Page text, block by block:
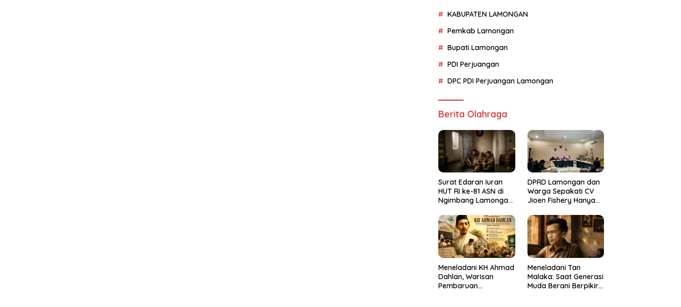
KABUPATEN LAMONGAN
Pemkab Lamongan
Bupati Lamongan
PDI Perjuangan
DPC PDI Perjuangan Lamongan
Berita Olahraga
Surat Edaran Iuran
HUT RI ke-81 ASN di
Ngimbang Lamongan
DPRD Lamongan dan
Warga Sepakati CV
Jioen Fishery Hanya
Cold Storage
Meneladani KH Ahmad
Dahlan, Warisan
Pembaruan
Meneladani Tan
Malaka: Saat Generasi
Muda Berani Berpikir